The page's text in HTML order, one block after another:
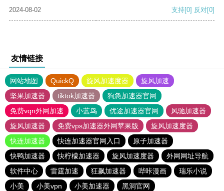
2024-08-02
支持[0] 反对[0]
友情链接
网站地图 QuickQ 旋风加速度器
旋风加速
坚果加速器
tiktok加速器
狗急加速器官网
免费vqn外网加速
小蓝鸟 优途加速器官网
风驰加速器
旋风加速器
免费vps加速器外网苹果版
旋风加速度器
快连加速器
快连加速器官网入口
原子加速器
快鸭加速器
快柠檬加速器 旋风加速度器
外网网址导航
软件中心
雷霆加速 狂飙加速器 哔咔漫画
瑞乐小说
小美
小美vpn 小美加速器
黑洞官网